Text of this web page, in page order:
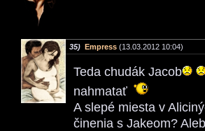
35) Empress (13.03.2012 10:04)
Teda chudák Jacob
nahmatať
A slepé miesta v
činenia s Jakeom?